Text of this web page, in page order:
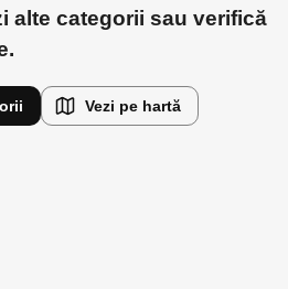
alte categorii sau verifică
Vezi pe hartă